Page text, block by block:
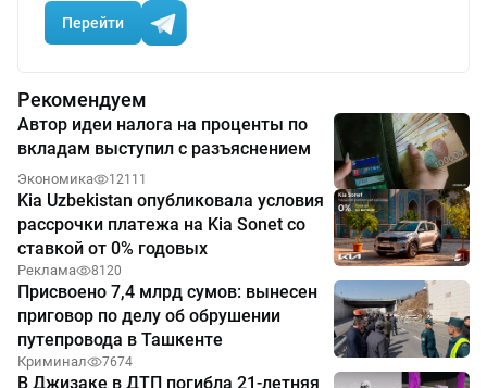
Перейти
Рекомендуем
Автор идеи налога на проценты по
вкладам выступил с разъяснением
Экономика 12111
Kia Uzbekistan опубликовала условия
рассрочки платежа на Kia Sonet со
ставкой от 0% годовых
Реклама 8120
Присвоено 7,4 млрд сумов: вынесен
приговор по делу об обрушении
путепровода в Ташкенте
Криминал 7674
В Джизаке в ДТП погибла 21-летняя